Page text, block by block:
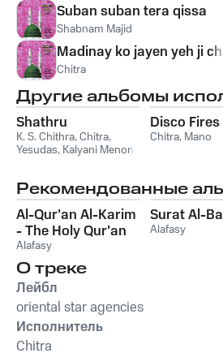
Suban suban tera qissa
Shabnam Majid
Madinay ko jayen yeh ji
Chitra
Другие альбомы
Shathru
K. S. Chithra,Chitra,
Yesudas, Kalyani Menon
Disco
Chitra, Mano
Рекомендованные
Al-Qur'an Al-Karim
- The Holy Qur'an
(Koran)
Alafasy
Surat Al-
Alafasy
О треке
Лейбл
oriental star agencies
Исполнитель
Chitra